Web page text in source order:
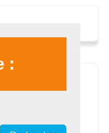
: